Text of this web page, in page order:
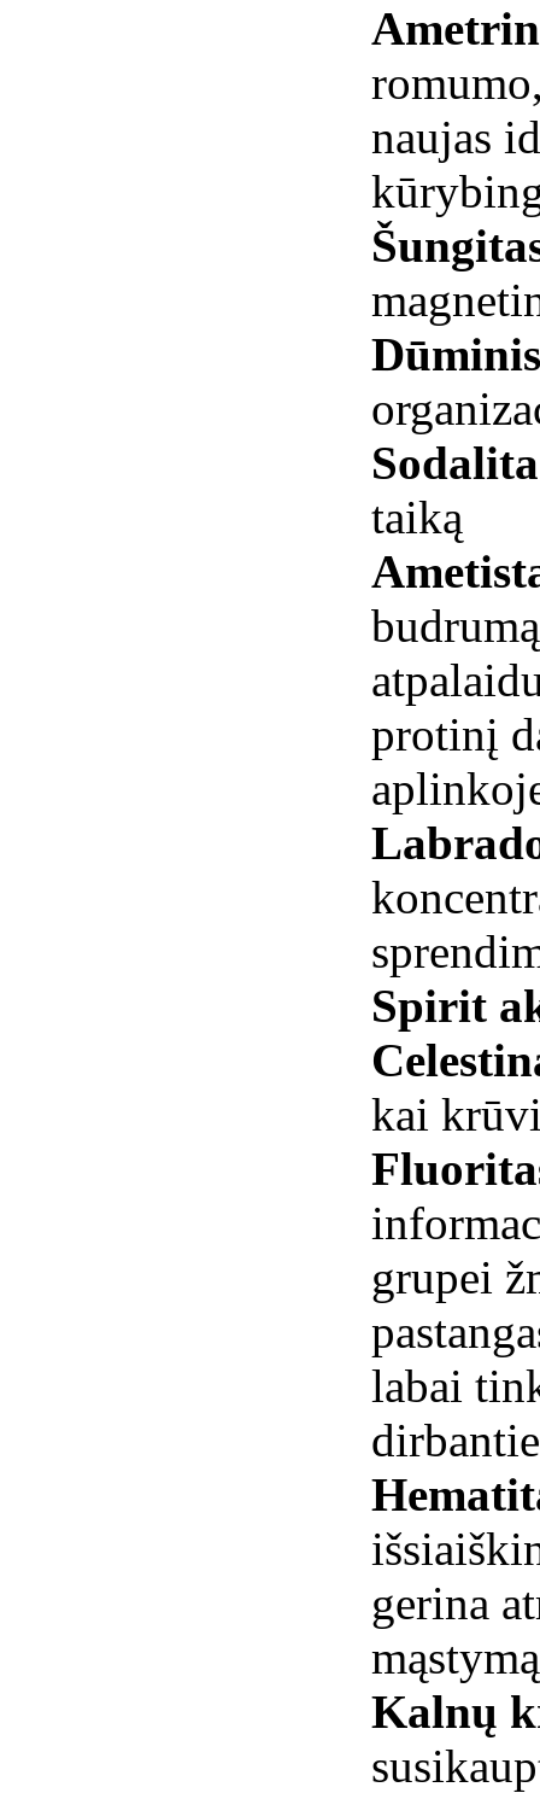
naujas
taiką
protinį
Spirit
kai
grupei
labai
gerina
Kalnų